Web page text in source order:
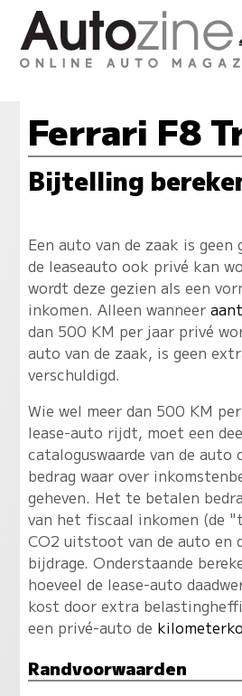
Ferrari F8
Bijtelling
Een auto van de zaak is
de leaseauto ook privé kan
wordt deze gezien als een
inkomen. Alleen wanneer
dan 500 KM per jaar privé
auto van de zaak, is geen
verschuldigd.
Wie wel meer dan 500 KM
lease-auto rijdt, moet een
cataloguswaarde van de
bedrag waar over
geheven. Het te betalen
van het fiscaal inkomen (de
CO2 uitstoot van de auto en
bijdrage. Onderstaande
hoeveel de lease-auto
kost door extra
een privé-auto de
Randvoorwaarden